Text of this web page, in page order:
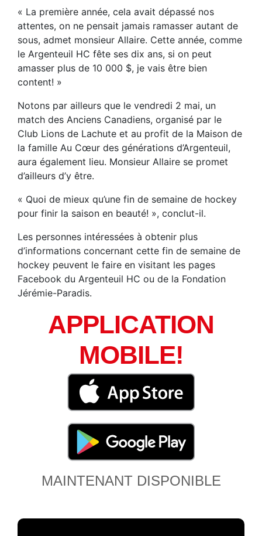
« La première année, cela avait dépassé nos
attentes, on ne pensait jamais ramasser autant de
sous, admet monsieur Allaire. Cette année, comme
le Argenteuil HC fête ses dix ans, si on peut
amasser plus de 10 000 $, je vais être bien
content! »
Notons par ailleurs que le vendredi 2 mai, un
match des Anciens Canadiens, organisé par le
Club Lions de Lachute et au profit de la Maison de
la famille Au Cœur des générations d’Argenteuil,
aura également lieu. Monsieur Allaire se promet
d’ailleurs d’y être.
« Quoi de mieux qu’une fin de semaine de hockey
pour finir la saison en beauté! », conclut-il.
Les personnes intéressées à obtenir plus
d’informations concernant cette fin de semaine de
hockey peuvent le faire en visitant les pages
Facebook du Argenteuil HC ou de la Fondation
Jérémie-Paradis.
APPLICATION
MOBILE!
MAINTENANT DISPONIBLE